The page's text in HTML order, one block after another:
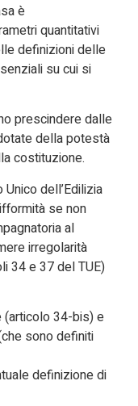
è
quantitativi
definizioni delle
su cui si
prescindere dalle
della potestà
costituzione.
dell’Edilizia
se non
al
irregolarità
34 e 37 del TUE)
34-bis) e
sono definiti
definizione di